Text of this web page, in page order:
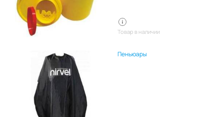
Товар в наличии
Пеньюары